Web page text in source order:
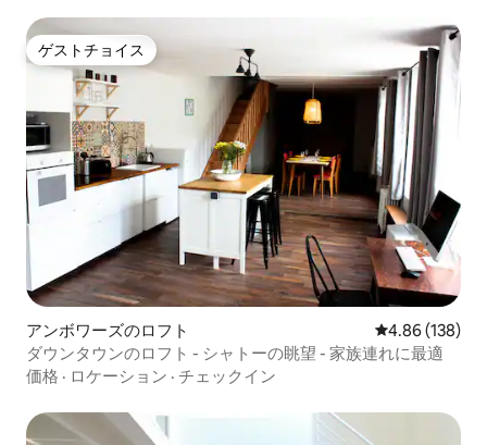
ゲストチョイス
ゲストチョイス
アンボワーズのロフト レビュー138
4.86 (138)
ダウンタウンのロフト - シャトーの眺望 - 家族連れに最適
価格 · ロケーション · チェックイン